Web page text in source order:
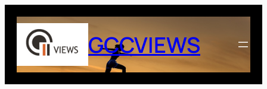
Saltar
contenido
GCCVIEWS